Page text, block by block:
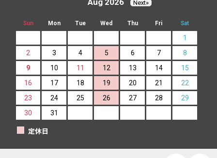
Aug 2026 Next»
Sun Mon Tue Wed Thu Fri Sat
1
2
3 4 5 6 7
8
9
10 11 12 13 14
15
16
17 18 19 20 21
22
23
24 25 26 27 28
29
30
31
定休日